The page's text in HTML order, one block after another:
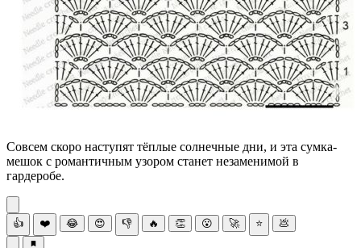
Совсем скоро наступят тёплые солнечные дни, и эта сумка-
мешок с романтичным узором станет незаменимой в
гардеробе.
👍 ❤️ 😂 😍 👎 🔥 👏 😮 🚀 ⭐ 💩